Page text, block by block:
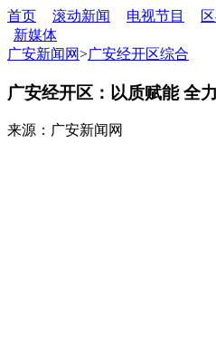
首页 滚动新闻 电视节目
新媒体
广安新闻网>广安经开区综合
广安经开区：以质赋能 全
来源：广安新闻网